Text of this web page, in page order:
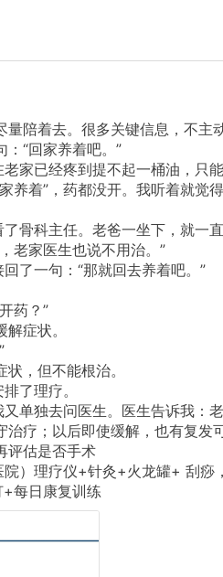
量陪着去。很多关键信息，不主
“回家养着吧。”
家已经疼到提不起一桶油，只能
养着”，药都没开。我听着就觉得
骨科主任。老爸一坐下，就一直
老家医生也说不用治。”
了一句：“那就回去养着吧。”
药？”
症状。
，但不能根治。
了理疗。
单独去问医生。医生告诉我：
治疗；以后即使缓解，也有复发
评估是否手术
）理疗仪+针灸+火龙罐+ 刮痧，
+每日康复训练